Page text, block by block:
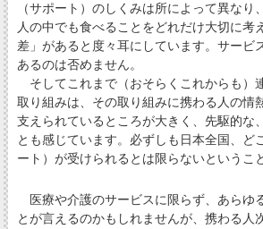
（サポート）のしくみは所によって異なり
人の中でも食べることをどれだけ大切に考
差」があると度々耳にしています。サービ
あるのは否めません。
そしてこれまで（おそらくこれからも）
取り組みは、その取り組みに携わる人の情
支えられているところが大きく、先駆的な
とも感じています。必ずしも日本全国、ど
ート）が受けられるとは限らないというこ
医療や介護のサービスに限らず、あらゆ
とが言えるのかもしれませんが、携わる人